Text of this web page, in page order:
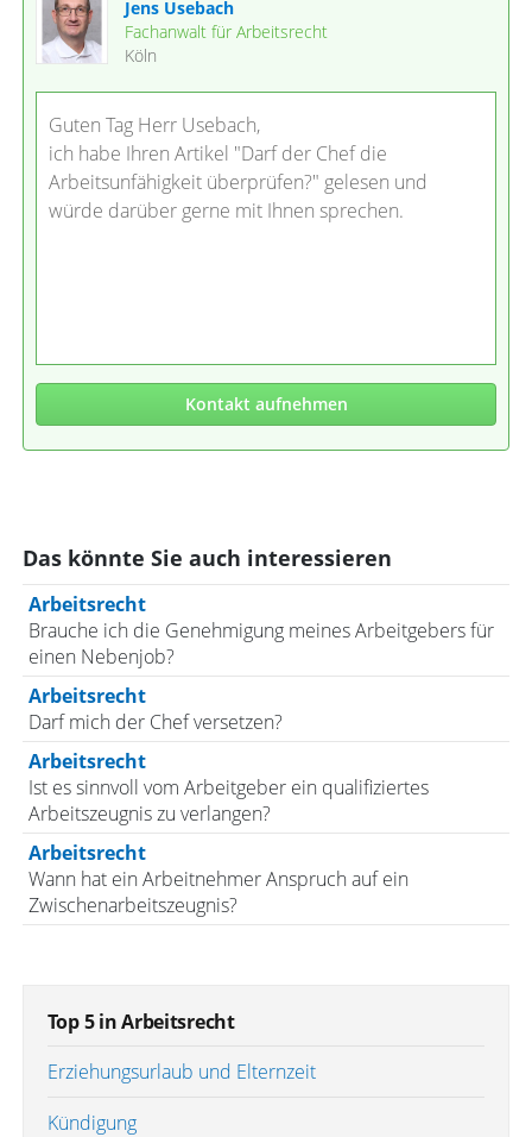
Jens Usebach
Fachanwalt für Arbeitsrecht
Köln
Guten Tag Herr Usebach,
ich habe Ihren Artikel "Darf der Chef die
Arbeitsunfähigkeit überprüfen?" gelesen und
würde darüber gerne mit Ihnen sprechen.
Kontakt aufnehmen
Das könnte Sie auch interessieren
Arbeitsrecht
Brauche ich die Genehmigung meines Arbeitgebers für
einen Nebenjob?
Arbeitsrecht
Darf mich der Chef versetzen?
Arbeitsrecht
Ist es sinnvoll vom Arbeitgeber ein qualifiziertes
Arbeitszeugnis zu verlangen?
Arbeitsrecht
Wann hat ein Arbeitnehmer Anspruch auf ein
Zwischenarbeitszeugnis?
Top 5 in Arbeitsrecht
Erziehungsurlaub und Elternzeit
Kündigung